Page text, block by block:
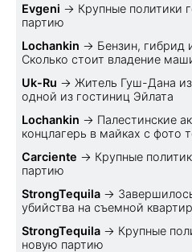
Evgeni → Крупные политики
партию
Lochankin → Бензин, гибрид
Cколько стоит владение
Uk-Ru → Житель Гуш-Дана
одной из гостиниц Эйлата
Lochankin → Палестинские
концлагерь в майках с фото
Carciente → Крупные
партию
StrongTequila →
убийства на съемной
StrongTequila → Крупные
новую партию